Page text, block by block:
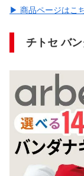
▶ 商品ページはこ
チトセ バ